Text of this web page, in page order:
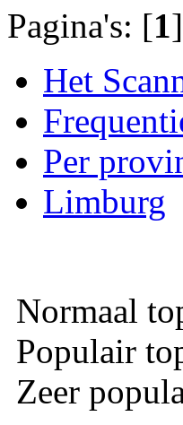
Pagina's: [1]
Het
Per
Limburg
Normaal
Populair
Zeer